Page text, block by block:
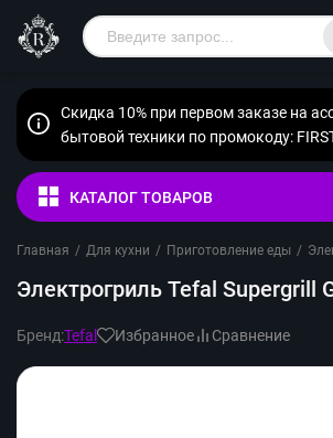
Скидка 10% при первом заказе на
бытовой техники по промокоду:
КАТАЛОГ ТОВАРОВ
Главная / Для кухни / Приготовление еды /
Электрогриль Tefal Supergrill
Бренд:Tefal Избранное Сравнение